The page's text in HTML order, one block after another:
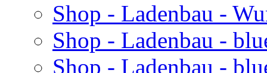
Shop - Ladenbau -
Shop - Ladenbau -
Shop - Ladenbau -